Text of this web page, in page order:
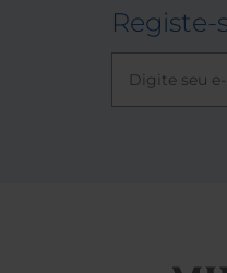
Registe-